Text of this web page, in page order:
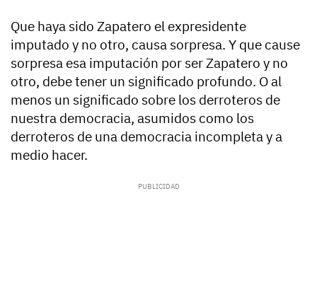
Que haya sido Zapatero el expresidente
imputado y no otro, causa sorpresa. Y que cause
sorpresa esa imputación por ser Zapatero y no
otro, debe tener un significado profundo. O al
menos un significado sobre los derroteros de
nuestra democracia, asumidos como los
derroteros de una democracia incompleta y a
medio hacer.